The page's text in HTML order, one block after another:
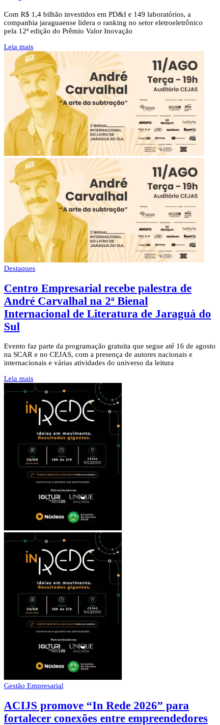
Com R$ 1,4 bilhão investidos em PD&I e 149 laboratórios, a
companhia jaraguaense lidera o ranking no setor eletroeletrônico
pela 12ª edição do Prêmio Valor Inovação
Leia mais
Destaques
Centro Empresarial recebe palestra de
André Carvalhal na 2ª Bienal
Internacional de Literatura de Jaraguá do
Sul
Evento faz parte da programação gratuita que segue até 16 de agosto
na SCAR e no CEJAS, com a presença de autores nacionais e
internacionais e várias atividades do universo da leitura
Leia mais
Gestão Empresarial
ACIJS promove “In Rede 2026” para
fortalecer conexões entre empreendedores